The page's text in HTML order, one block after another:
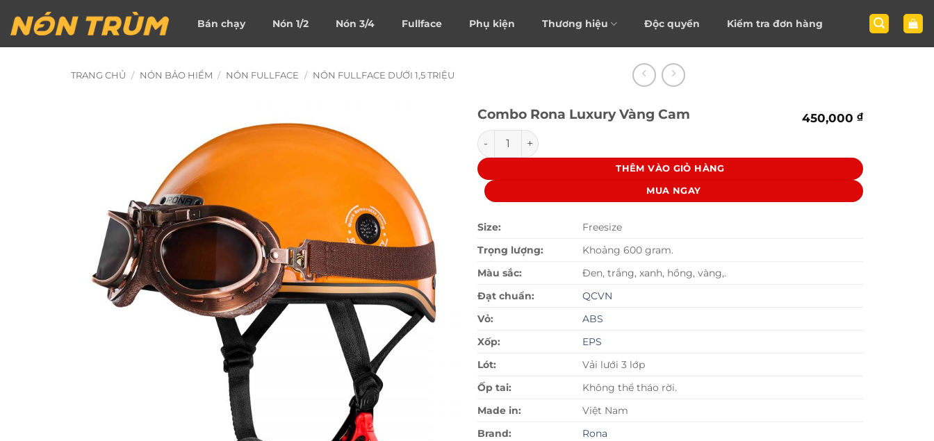
qua
Bán chạy Nón 1/2 Nón 3/4 Fullface Phụ kiện Thương hiệu Độc quyền Kiểm tra đơn hàng
TRANG CHỦ / NÓN BẢO HIỂM / NÓN FULLFACE / NÓN FULLFACE DƯỚI 1,5 TRIỆU
Combo Rona Luxury Vàng Cam 450,000 ₫
Combo Rona Luxury Vàng Cam số lượng
THÊM VÀO GIỎ HÀNG
MUA NGAY
Size:
Freesize
Trọng lượng:
Khoảng 600 gram.
Màu sắc:
Đen, trắng, xanh, hồng, vàng,.
Đạt chuẩn:
QCVN
Vỏ:
ABS
Xốp:
EPS
Lót:
Vải lưới 3 lớp
Ốp tai:
Không thể tháo rời.
Made in:
Việt Nam
Brand:
Rona